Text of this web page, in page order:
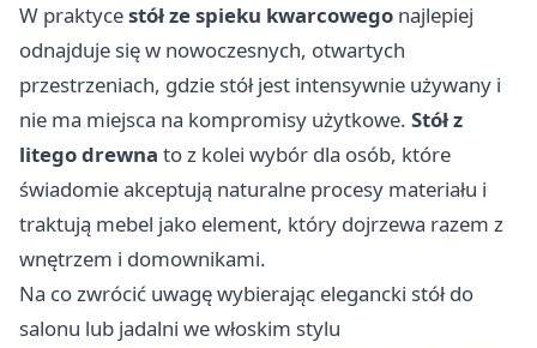
W praktycestół ze spieku kwarcowego najlepiej
odnajduje się w nowoczesnych, otwartych
przestrzeniach, gdzie stół jest intensywnie używany i
nie ma miejsca na kompromisy użytkowe. Stół z
litego drewna to z kolei wybór dla osób, które
świadomie akceptują naturalne procesy materiału i
traktują mebel jako element, który dojrzewa razem z
wnętrzem i domownikami.
Na co zwrócić uwagę wybierając elegancki stół do
salonu lub jadalni we włoskim stylu